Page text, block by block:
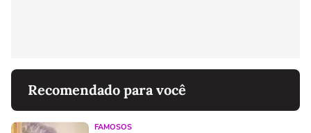
Recomendado para você
FAMOSOS